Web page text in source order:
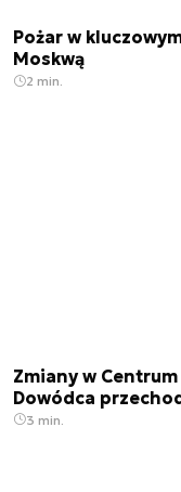
Pożar w
Moskwą
2 min.
Zmiany w
Dowódca
3 min.